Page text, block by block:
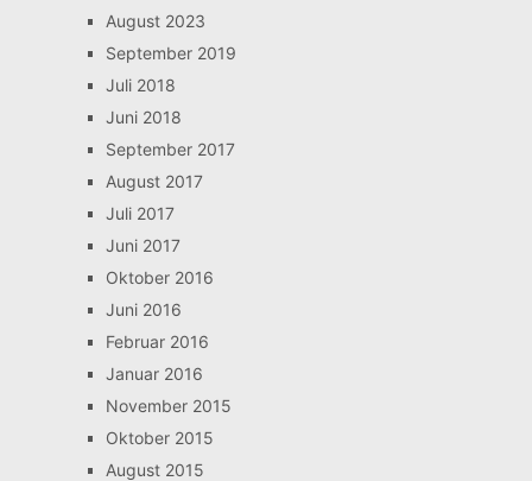
August 2023
September 2019
Juli 2018
Juni 2018
September 2017
August 2017
Juli 2017
Juni 2017
Oktober 2016
Juni 2016
Februar 2016
Januar 2016
November 2015
Oktober 2015
August 2015